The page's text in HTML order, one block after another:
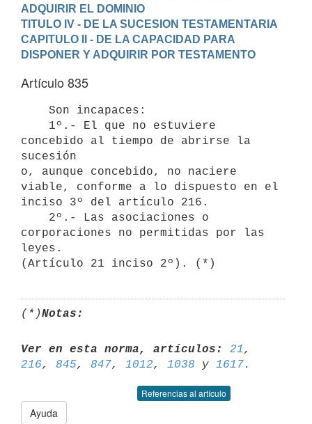
ADQUIRIR EL DOMINIO
TITULO IV - DE LA SUCESION TESTAMENTARIA
CAPITULO II - DE LA CAPACIDAD PARA
DISPONER Y ADQUIRIR POR TESTAMENTO
Artículo 835
concebido al tiempo de abrirse la
sucesión
o, aunque concebido, no naciere
viable, conforme a lo dispuesto en el
inciso 3º del artículo 216.
corporaciones no permitidas por las
leyes.
(*)Notas:
Ver en esta norma, artículos: 21
216, 845, 847, 1012, 1038 y 1617
Referencias al artículo
Ayuda